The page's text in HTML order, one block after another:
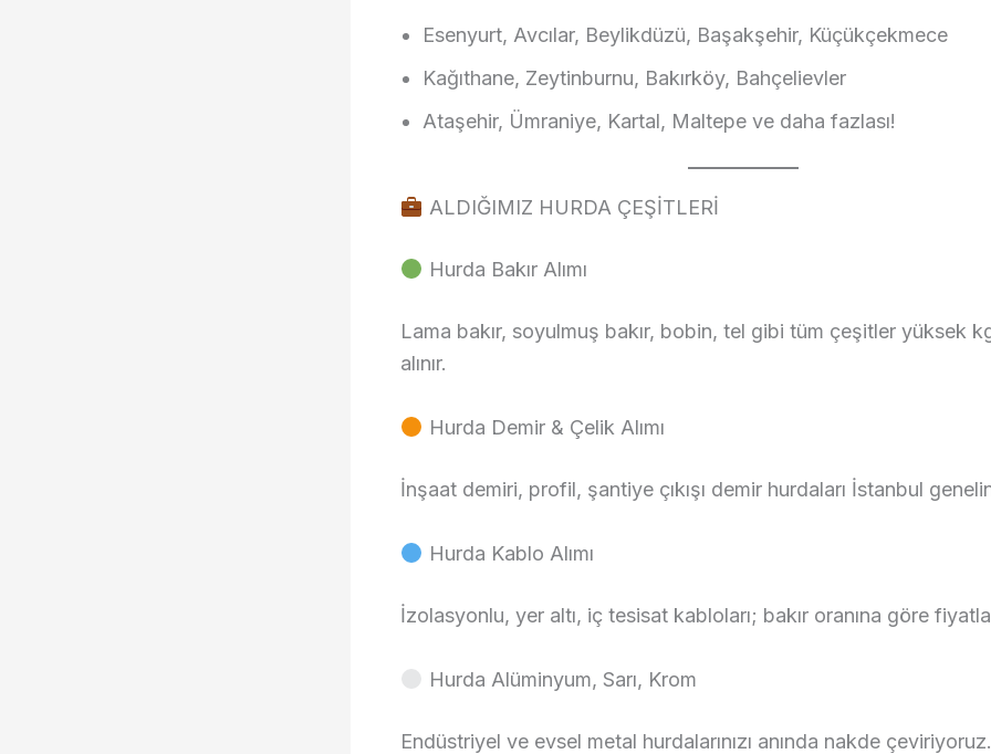
Esenyurt, Avcılar, Beylikdüzü, Başakşehir, Küçükçekmece
Kağıthane, Zeytinburnu, Bakırköy, Bahçelievler
Ataşehir, Ümraniye, Kartal, Maltepe ve daha fazlası!
ALDIĞIMIZ HURDA ÇEŞİTLERİ
Hurda Bakır Alımı
Lama bakır, soyulmuş bakır, bobin, tel gibi tüm çeşitler yüksek
alınır.
Hurda Demir & Çelik Alımı
İnşaat demiri, profil, şantiye çıkışı demir hurdaları İstanbul
Hurda Kablo Alımı
İzolasyonlu, yer altı, iç tesisat kabloları; bakır oranına göre
Hurda Alüminyum, Sarı, Krom
Endüstriyel ve evsel metal hurdalarınızı anında nakde çeviriyoruz.